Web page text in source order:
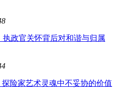
执政官关怀背后对和谐与归属
探险家艺术灵魂中不妥协的价值